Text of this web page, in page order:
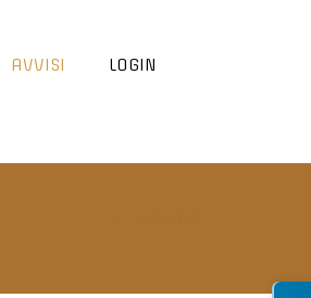
AVVISI LOGIN